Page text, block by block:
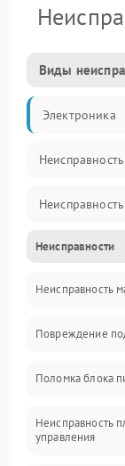
Виды
Электроника
Прочие
Неисправности
Неисправность
Повреждение
Поломка блока
Неисправность
управления